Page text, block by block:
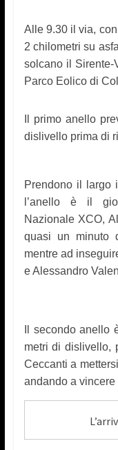
Alle 9.30 il via,
2 chilometri su
solcano il Sirente-
Parco Eolico di
Il primo anello
dislivello prima di
Prendono il largo
l’anello è il
Nazionale XCO,
quasi un minuto
mentre ad
e Alessandro
Il secondo
metri di dislivello,
Ceccanti a
andando a vincere